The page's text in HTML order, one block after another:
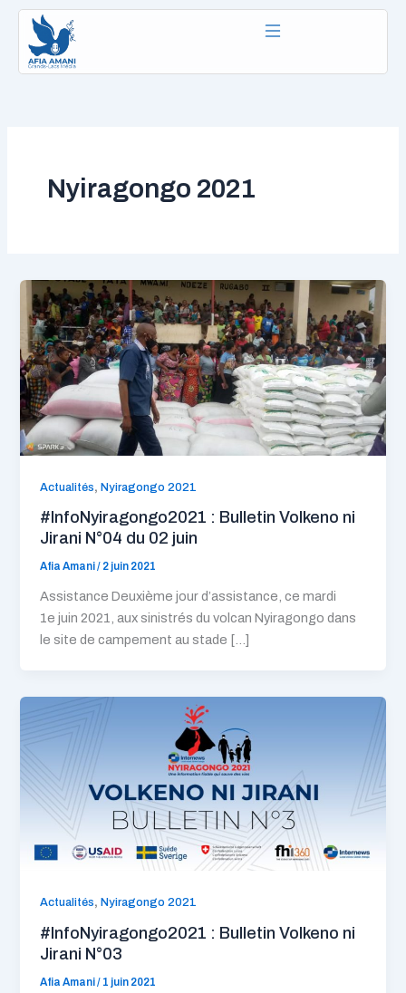
Aller
contenu
Nyiragongo 2021
Actualités,Nyiragongo 2021
#InfoNyiragongo2021 : Bulletin Volkeno ni
Jirani N°04 du 02 juin
Afia Amani/ 2 juin 2021
Assistance Deuxième jour d’assistance, ce mardi
1e juin 2021, aux sinistrés du volcan Nyiragongo dans
le site de campement au stade […]
Actualités,Nyiragongo 2021
#InfoNyiragongo2021 : Bulletin Volkeno ni
Jirani N°03
Afia Amani/ 1 juin 2021